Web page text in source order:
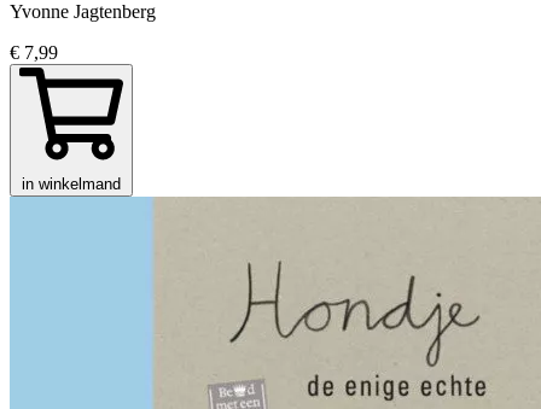
Yvonne Jagtenberg
€ 7,99
in winkelmand